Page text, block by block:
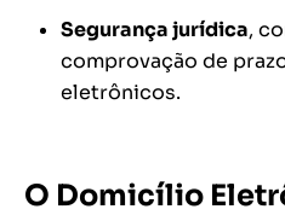
Segurança jurídica,
comprovação de
eletrônicos.
O Domicílio